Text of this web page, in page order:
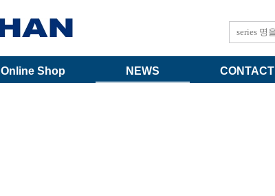
Online Shop NEWS CONTACT